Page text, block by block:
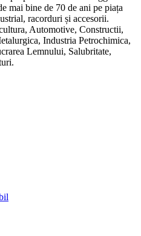
mai bine de 70 de ani pe piața
racorduri și accesorii.
Automotive, Constructii,
Industria Petrochimica,
Lemnului, Salubritate,